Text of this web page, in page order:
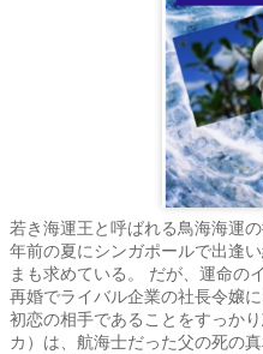
若き海運王と呼ばれる鳥海海運
年前の夏にシンガポールで出逢
まも求めている。 だが、運命の
再婚でライバル企業の社長令嬢
初恋の相手であることをすっか
カ）は、航海士だった父の死の